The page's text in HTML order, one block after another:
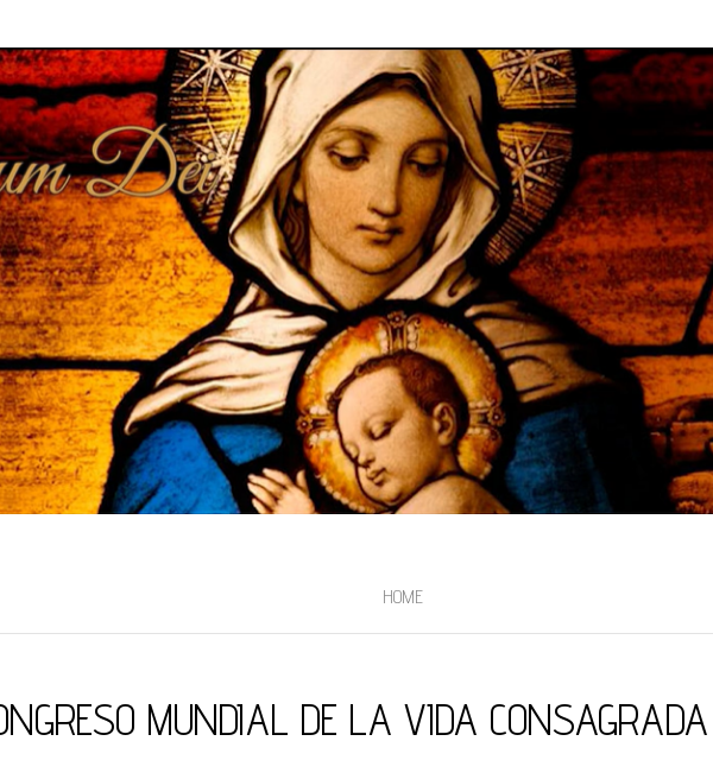
HOME
MUNDIAL DE LA VIDA CONSAGRADA